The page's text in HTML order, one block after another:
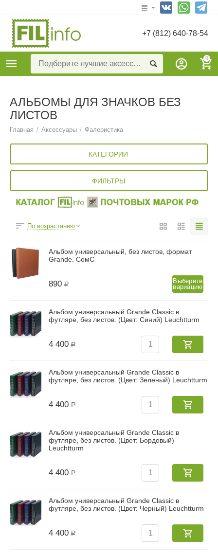
+7 (812) 640-78-54
0
АЛЬБОМЫ ДЛЯ ЗНАЧКОВ БЕЗ
ЛИСТОВ
Главная / Аксессуары / Фалеристика
КАТЕГОРИИ
ФИЛЬТРЫ
По возрастанию
Альбом универсальный, без листов, формат
Grande. СомС
890 Р
Выберите
вариацию
Альбом универсальный Grande Classic в
футляре, без листов. (Цвет: Синий) Leuchtturm
4 400 Р
Альбом универсальный Grande Classic в
футляре, без листов. (Цвет: Зеленый) Leuchtturm
4 400 Р
Альбом универсальный Grande Classic в
футляре, без листов. (Цвет: Бордовый)
Leuchtturm
4 400 Р
Альбом универсальный Grande Classic в
футляре, без листов. (Цвет: Черный) Leuchtturm
4 400 Р